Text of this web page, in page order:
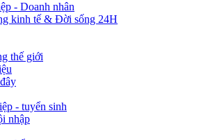
- Doanh nhân
kinh tế & Đời sống 24H
thế giới
- tuyển sinh
nhập